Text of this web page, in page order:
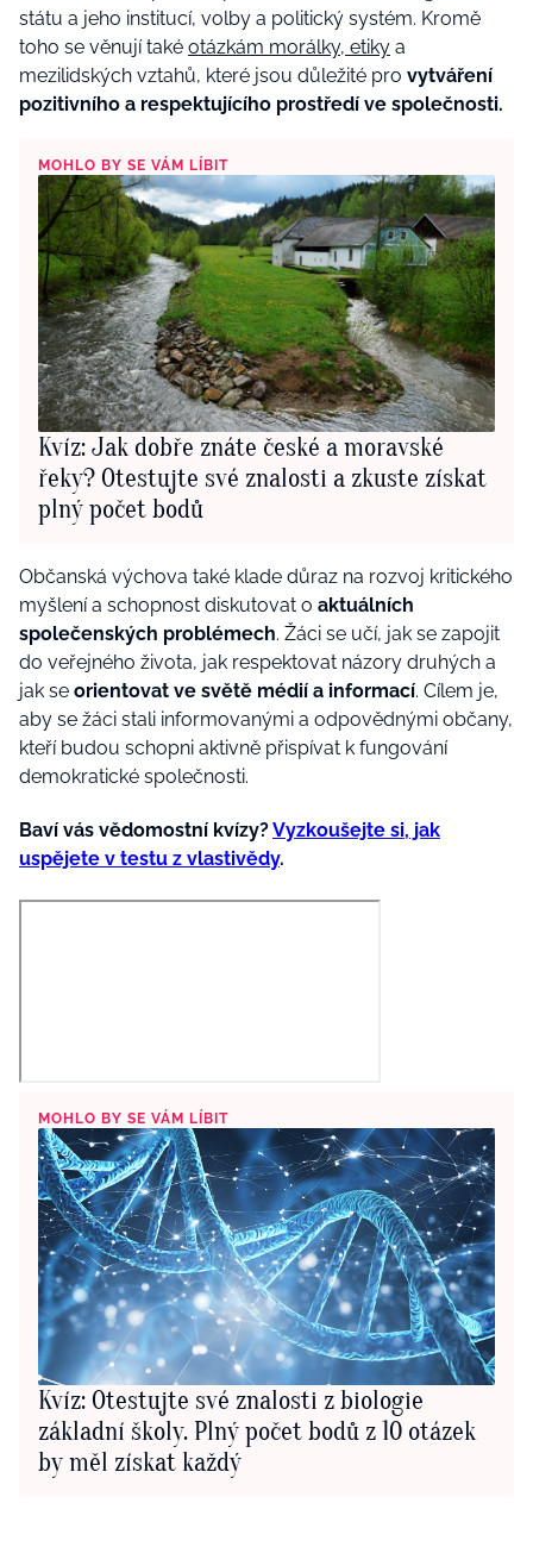
státu a jeho institucí, volby a politický systém. Kromě
toho se věnují také otázkám morálky, etiky a
mezilidských vztahů, které jsou důležité pro vytváření
pozitivního a respektujícího prostředí ve společnosti.
MOHLO BY SE VÁM LÍBIT
Kvíz: Jak dobře znáte české a moravské
řeky? Otestujte své znalosti a zkuste získat
plný počet bodů
Občanská výchova také klade důraz na rozvoj kritického
myšlení a schopnost diskutovat o aktuálních
společenských problémech. Žáci se učí, jak se zapojit
do veřejného života, jak respektovat názory druhých a
jak se orientovat ve světě médií a informací. Cílem je,
aby se žáci stali informovanými a odpovědnými občany,
kteří budou schopni aktivně přispívat k fungování
demokratické společnosti.
Baví vás vědomostní kvízy?Vyzkoušejte si, jak
uspějete v testu z vlastivědy.
MOHLO BY SE VÁM LÍBIT
Kvíz: Otestujte své znalosti z biologie
základní školy. Plný počet bodů z 10 otázek
by měl získat každý